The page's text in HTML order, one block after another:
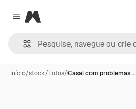
Close menu
Magnific
Início/stock/Fotos/Casal com problemas …